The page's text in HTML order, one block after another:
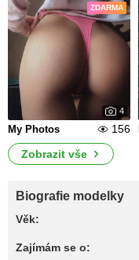
ZDARMA
4
My Photos 156
Zobrazit vše
Biografie modelky
Věk:
Zajímám se o: